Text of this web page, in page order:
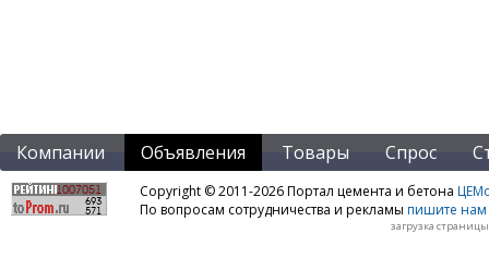
Компании Объявления Товары Спрос
Copyright © 2011-2026 Портал цемента и бетона
По вопросам сотрудничества и рекламы пишите нам
загрузка